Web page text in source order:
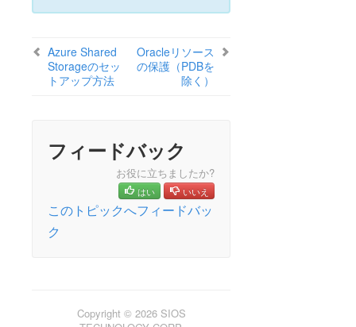
データレプリケーション
Application Recovery Kit
Apache Recovery Kit 管理ガイド
LB Health Check Kit管理ガイド
Logical Volume Manager Recovery Kit 管理ガイド
IP Recovery Kit 管理ガイド
MySQL Recovery Kit 管理ガイド
WebSphere MQ Recovery Kit 管理ガイド
Oracle® Recovery Kit 管理ガイド
Azure Shared
Storageのセッ
トアップ方法
Oracleリソース
の保護（PDBを
除く）
フィードバック
お役に立ちましたか?
はい いいえ
このトピックへフィードバッ
ク
Copyright © 2026 SIOS